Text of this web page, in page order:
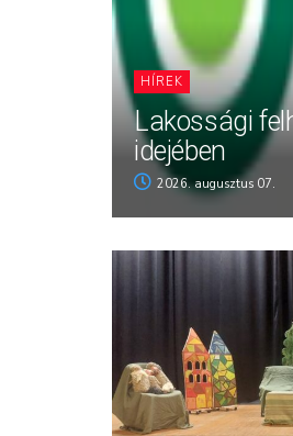
HÍREK
Lakossági
idejében
2026. augusztus 07.